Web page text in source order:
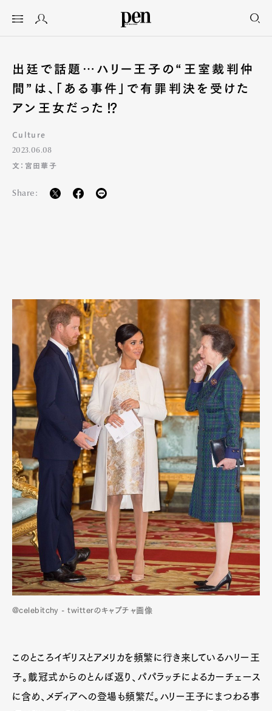
出廷で話題…ハリー王子の“王室裁判仲
間”は、「ある事件」で有罪判決を受けた
アン王女だった⁉︎
Culture
2023.06.08
文：宮田華子
Share:
@celebitchy - twitterのキャプチャ画像
このところイギリスとアメリカを頻繁に行き来しているハリー王
子。戴冠式からのとんぼ返り、パパラッチによるカーチェース
に含め、メディアへの登場も頻繁だ。ハリー王子にまつわる事